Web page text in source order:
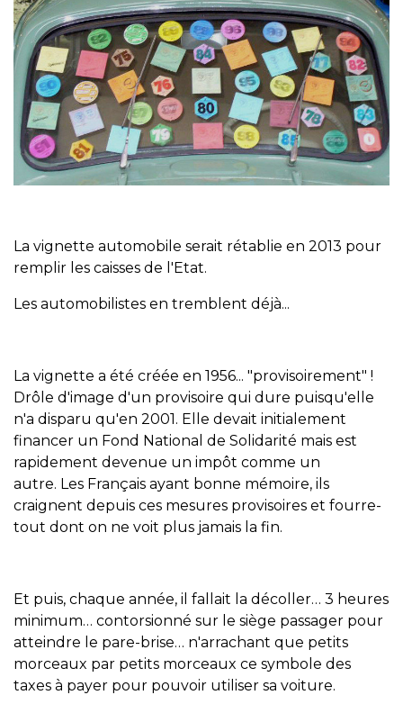
La vignette automobile serait rétablie en 2013 pour
remplir les caisses de l'Etat.
Les automobilistes en tremblent déjà...
La vignette a été créée en 1956... "provisoirement" !
Drôle d'image d'un provisoire qui dure puisqu'elle
n'a disparu qu'en 2001. Elle devait initialement
financer un Fond National de Solidarité mais est
rapidement devenue un impôt comme un
autre. Les Français ayant bonne mémoire, ils
craignent depuis ces mesures provisoires et fourre-
tout dont on ne voit plus jamais la fin.
Et puis, chaque année, il fallait la décoller… 3 heures
minimum… contorsionné sur le siège passager pour
atteindre le pare-brise… n'arrachant que petits
morceaux par petits morceaux ce symbole des
taxes à payer pour pouvoir utiliser sa voiture.